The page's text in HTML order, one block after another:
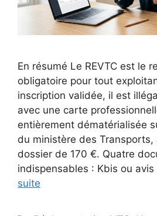
En résumé Le REVTC est le
obligatoire pour tout
inscription validée, il est
avec une carte
entièrement dématérialisée
du ministère des
dossier de 170 €. Quatre
indispensables : Kbis ou avis
suite